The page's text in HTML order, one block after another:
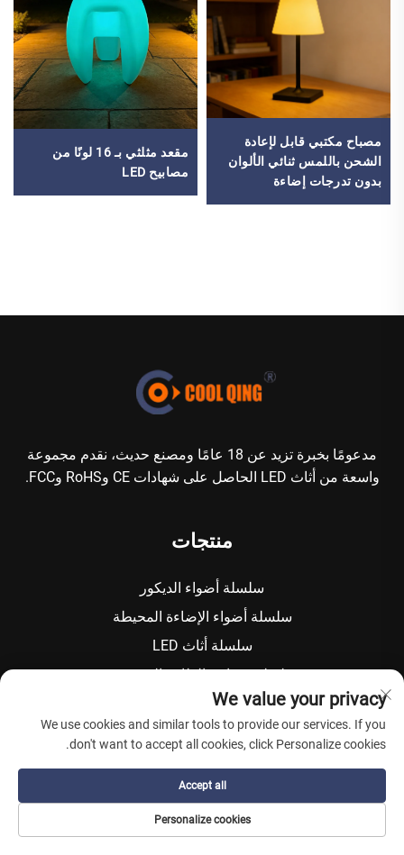
مصباح مكتبي قابل لإعادة
الشحن باللمس ثنائي الألوان
بدون تدرجات إضاءة
مقعد مثلثي بـ 16 لونًا من
مصابيح LED
مدعومًا بخبرة تزيد عن 18 عامًا ومصنع حديث، نقدم مجموعة
واسعة من أثاث LED الحاصل على شهادات CE وRoHS وFCC.
منتجات
سلسلة أضواء الديكور
سلسلة أضواء الإضاءة المحيطة
سلسلة أثاث LED
سلسلة مصابيح الطاقة الشمسية
سلسلة بطاريات LED
سلسلة أواني الزهور LED
روابط سريعة
We value your privacy
We use cookies and similar tools to provide our services. If you
don't want to accept all cookies, click Personalize cookies.
Personalize cookies
Accept all